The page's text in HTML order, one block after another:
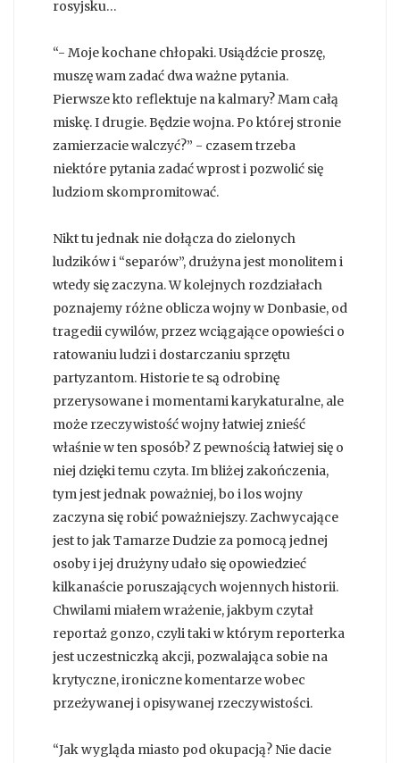
rosyjsku…
“- Moje kochane chłopaki. Usiądźcie proszę,
muszę wam zadać dwa ważne pytania.
Pierwsze kto reflektuje na kalmary? Mam całą
miskę. I drugie. Będzie wojna. Po której stronie
zamierzacie walczyć?” - czasem trzeba
niektóre pytania zadać wprost i pozwolić się
ludziom skompromitować.
Nikt tu jednak nie dołącza do zielonych
ludzików i “separów”, drużyna jest monolitem i
wtedy się zaczyna. W kolejnych rozdziałach
poznajemy różne oblicza wojny w Donbasie, od
tragedii cywilów, przez wciągające opowieści o
ratowaniu ludzi i dostarczaniu sprzętu
partyzantom. Historie te są odrobinę
przerysowane i momentami karykaturalne, ale
może rzeczywistość wojny łatwiej znieść
właśnie w ten sposób? Z pewnością łatwiej się o
niej dzięki temu czyta. Im bliżej zakończenia,
tym jest jednak poważniej, bo i los wojny
zaczyna się robić poważniejszy. Zachwycające
jest to jak Tamarze Dudzie za pomocą jednej
osoby i jej drużyny udało się opowiedzieć
kilkanaście poruszających wojennych historii.
Chwilami miałem wrażenie, jakbym czytał
reportaż gonzo, czyli taki w którym reporterka
jest uczestniczką akcji, pozwalająca sobie na
krytyczne, ironiczne komentarze wobec
przeżywanej i opisywanej rzeczywistości.
“Jak wygląda miasto pod okupacją? Nie dacie